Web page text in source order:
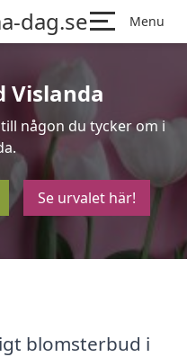
dag.se Menu
Vislanda
någon du tycker om i
Se urvalet här!
blomsterbud i